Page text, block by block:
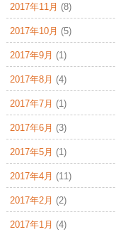
2017年11月 (8)
2017年10月 (5)
2017年9月 (1)
2017年8月 (4)
2017年7月 (1)
2017年6月 (3)
2017年5月 (1)
2017年4月 (11)
2017年2月 (2)
2017年1月 (4)